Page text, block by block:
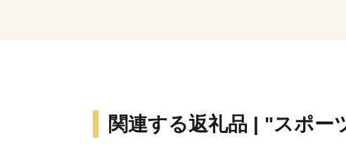
関連する返礼品 | "スポー